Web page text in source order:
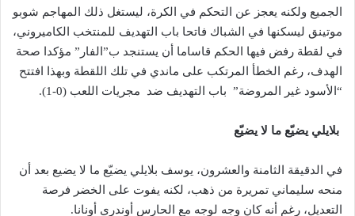
الجميع ولكنه يعجز عن التحكم في الكرة، ليستغل ذلك المهاجم شوبو
موتينق ليسكنها في الشباك فاتحا باب التهديف للمنتخب الكاميروني،
في لقطة رفض فيها الحكم قاساما أن يستنجد ب”الفار” مؤكدا صحة
الهدف، رغم الخطأ المرتكب على ماندي في تلك اللقطة وبهذا افتتح
“الأسود غير المروضة” باب التهديف ضد مجريات اللعب (0-1).
بلايلي يضيّع ما لا يضيّع
في الدقيقة الثامنة والعشرون، يوسف بلايلي يضيّع ما لا يضيع بعد أن
منحه سليماني تمريرة من ذهب، لكنه يفوت على الخضر فرصة
التعديل، رغم أنه كان وجه لوجه مع الحارس أوندري أونانا.